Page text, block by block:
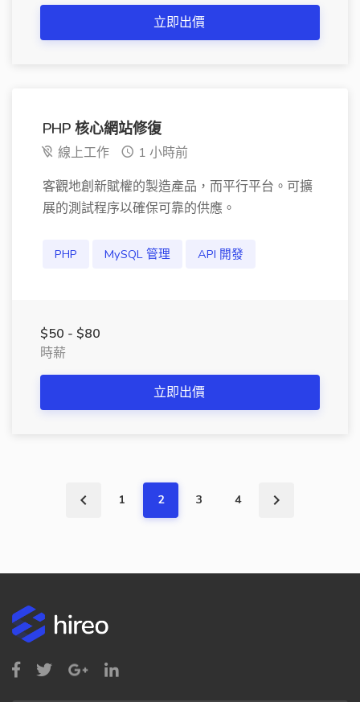
立即出價
PHP 核心網站修復
線上工作
1 小時前
客觀地創新賦權的製造產品，而平行平台。可擴
展的測試程序以確保可靠的供應。
PHP MySQL 管理 API 開發
$50 - $80
時薪
立即出價
1 2 3 4